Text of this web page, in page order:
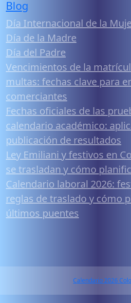
Blog
Día Internacional de la
Día de la Madre
Día del Padre
Vencimientos de la
multas: fechas clave para
comerciantes
Fechas oficiales de las
calendario académico:
publicación de resultados
Ley Emiliani y festivos en
se trasladan y cómo
Calendario laboral 2026:
reglas de traslado y cómo
últimos puentes
Calendario 2026